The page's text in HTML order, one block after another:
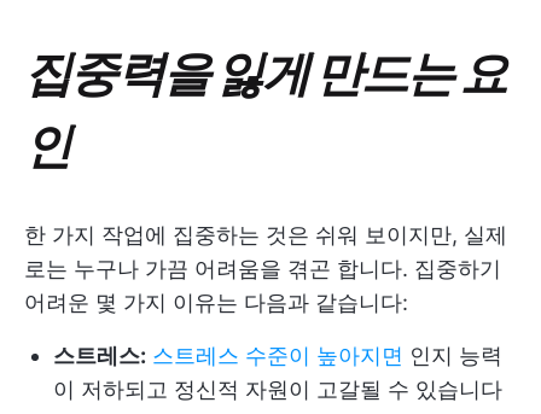
집중력을 잃게 만드는 요
인
한 가지 작업에 집중하는 것은 쉬워 보이지만, 실제
로는 누구나 가끔 어려움을 겪곤 합니다. 집중하기
어려운 몇 가지 이유는 다음과 같습니다:
스트레스: 스트레스 수준이 높아지면 인지 능력
이 저하되고 정신적 자원이 고갈될 수 있습니다